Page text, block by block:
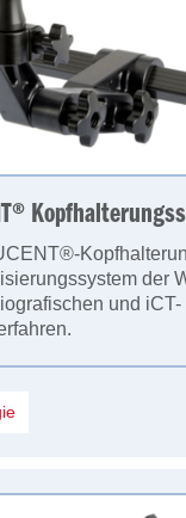
der
und iCT-